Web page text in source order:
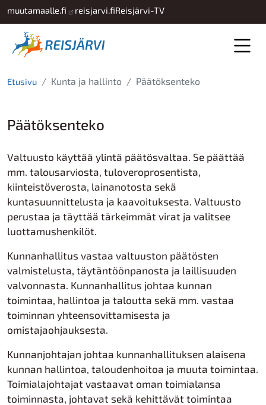
Hyppää pääsisältöön
muutamaalle.fi reisjarvi.fiReisjärvi-TV
Etusivu Kunta ja hallinto Päätöksenteko
Päätöksenteko
Valtuusto käyttää ylintä päätösvaltaa. Se päättää
mm. talousarviosta, tuloveroprosentista,
kiinteistöverosta, lainanotosta sekä
kuntasuunnittelusta ja kaavoituksesta. Valtuusto
perustaa ja täyttää tärkeimmät virat ja valitsee
luottamushenkilöt.
Kunnanhallitus vastaa valtuuston päätösten
valmistelusta, täytäntöönpanosta ja laillisuuden
valvonnasta. Kunnanhallitus johtaa kunnan
toimintaa, hallintoa ja taloutta sekä mm. vastaa
toiminnan yhteensovittamisesta ja
omistajaohjauksesta.
Kunnanjohtajan johtaa kunnanhallituksen alaisena
kunnan hallintoa, taloudenhoitoa ja muuta toimintaa.
Toimialajohtajat vastaavat oman toimialansa
toiminnasta, johtavat sekä kehittävät toimintaa